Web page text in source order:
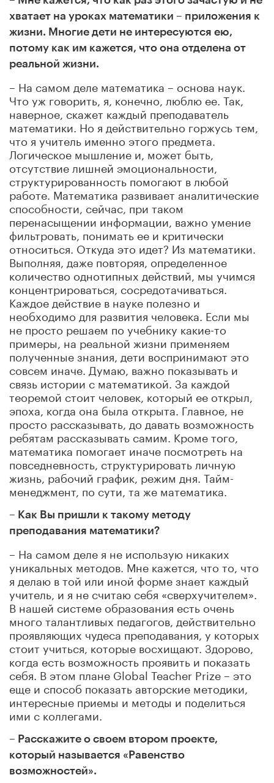
хватает на уроках математики – приложения к
жизни. Многие дети не интересуются ею,
потому как им кажется, что она отделена от
реальной жизни.
– На самом деле математика – основа наук.
Что уж говорить, я, конечно, люблю ее. Так,
наверное, скажет каждый преподаватель
математики. Но я действительно горжусь тем,
что я учитель именно этого предмета.
Логическое мышление и, может быть,
отсутствие лишней эмоциональности,
структурированность помогают в любой
работе. Математика развивает аналитические
способности, сейчас, при таком
перенасыщении информации, важно умение
фильтровать, понимать ее и критически
относиться. Откуда это идет? Из математики.
Выполняя, даже повторяя, определенное
количество однотипных действий, мы учимся
концентрироваться, сосредотачиваться.
Каждое действие в науке полезно и
необходимо для развития человека. Если мы
не просто решаем по учебнику какие-то
примеры, на реальной жизни применяем
полученные знания, дети воспринимают это
совсем иначе. Думаю, важно показывать и
связь истории с математикой. За каждой
теоремой стоит человек, который ее открыл,
эпоха, когда она была открыта. Главное, не
просто рассказывать, до давать возможность
ребятам рассказывать самим. Кроме того,
математика помогает иначе посмотреть на
повседневность, структурировать личную
жизнь, рабочий график, режим дня. Тайм-
менеджмент, по сути, та же математика.
– Как Вы пришли к такому методу
преподавания математики?
– На самом деле я не использую никаких
уникальных методов. Мне кажется, что то, что
я делаю в той или иной форме знает каждый
учитель, и я не считаю себя «сверхучителем».
В нашей системе образования есть очень
много талантливых педагогов, действительно
проявляющих чудеса преподавания, у которых
стоит учиться, которые восхищают. Здорово,
когда есть возможность проявить и показать
себя. В этом плане Global Teacher Prize – это
еще и способ показать авторские методики,
интересные приемы и методы и поделиться
ими с коллегами.
– Расскажите о своем втором проекте,
который называется «Равенство
возможностей».